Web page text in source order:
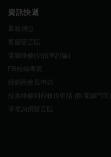
資訊快遞
最新消息
客服留言版
電腦維修(估價單討論)
FB粉絲專頁
經銷商會員申請
技嘉維修到府收送申請 (限電腦門市)
筆電詢價留言版